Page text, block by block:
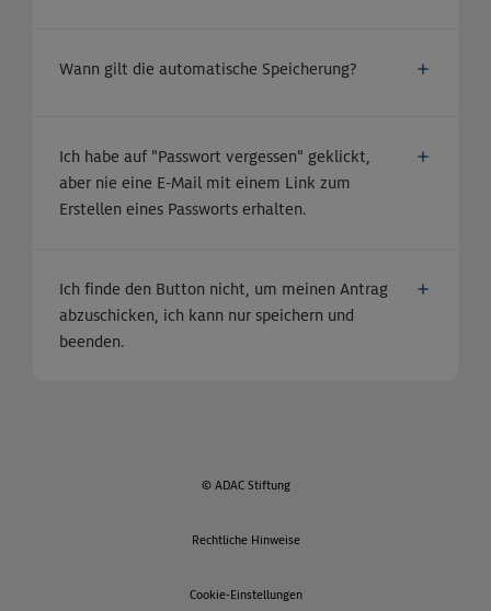
Wann gilt die automatische Speicherung?
Ich habe auf "Passwort vergessen" geklickt,
aber nie eine E-Mail mit einem Link zum
Erstellen eines Passworts erhalten.
Ich finde den Button nicht, um meinen Antrag
abzuschicken, ich kann nur speichern und
beenden.
© ADAC Stiftung
Rechtliche Hinweise
Cookie-Einstellungen